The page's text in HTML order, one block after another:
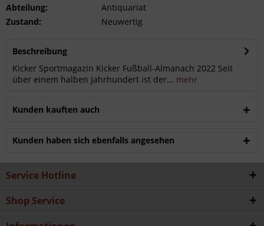
Abteilung:
Antiquariat
Zustand:
Neuwertig
Beschreibung
Kicker Sportmagazin Kicker Fußball-Almanach 2022 Seit
über einem halben Jahrhundert ist der... mehr
Kunden kauften auch
Kunden haben sich ebenfalls angesehen
Service Hotline
Shop Service